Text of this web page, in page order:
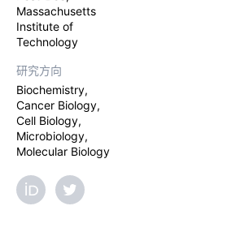
Massachusetts
Institute of
Technology
研究方向
Biochemistry,
Cancer Biology,
Cell Biology,
Microbiology,
Molecular Biology